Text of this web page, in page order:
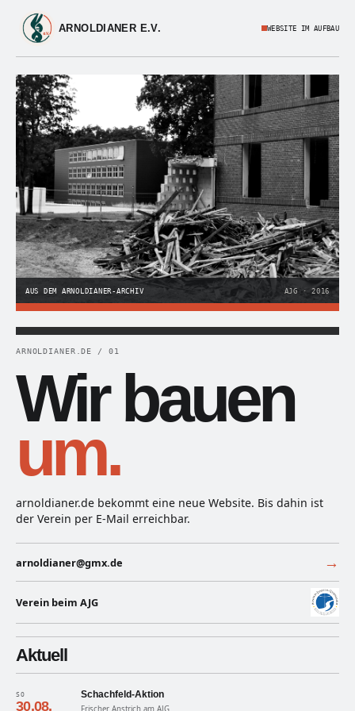
ARNOLDIANER E.V. WEBSITE IM AUFBAU
AUS DEM ARNOLDIANER-ARCHIV AJG · 2016
ARNOLDIANER.DE / 01
Wir bauen
um.
arnoldianer.de bekommt eine neue Website. Bis dahin ist
der Verein per E-Mail erreichbar.
arnoldianer@gmx.de →
Verein beim AJG
Aktuell
SO
30.08.
Schachfeld-Aktion
Frischer Anstrich am AJG